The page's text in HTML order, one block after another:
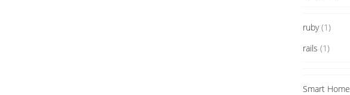
ruby(1)
rails (1)
Smart Home